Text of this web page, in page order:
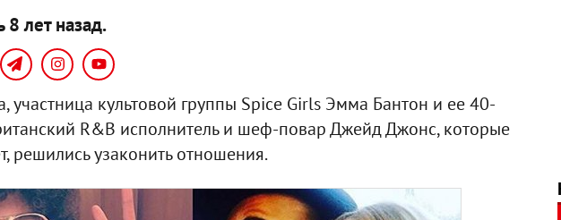
8 лет назад.
участница культовой группы Spice Girls Эмма Бантон и ее 40-
R&B исполнитель и шеф-повар Джейд Джонс, которые
решились узаконить отношения.